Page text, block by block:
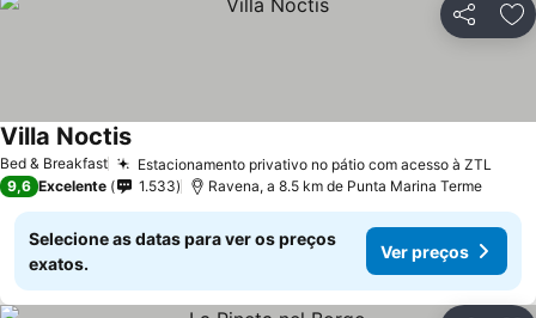
Partilhar
Bed & Breakfast Estacionamento privativo no pátio com acesso à ZTL
Villa Noctis
9,6 Excelente 1.533 Ravena, a 8.5 km de Punta Marina Terme
Selecione as datas para ver os preços
exatos.
Ver preços